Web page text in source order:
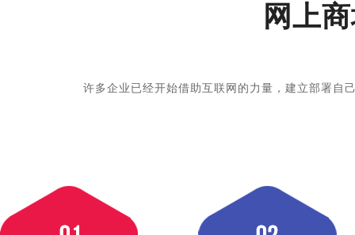
网上
许多企业已经开始借助互联网的力量，建立部署自